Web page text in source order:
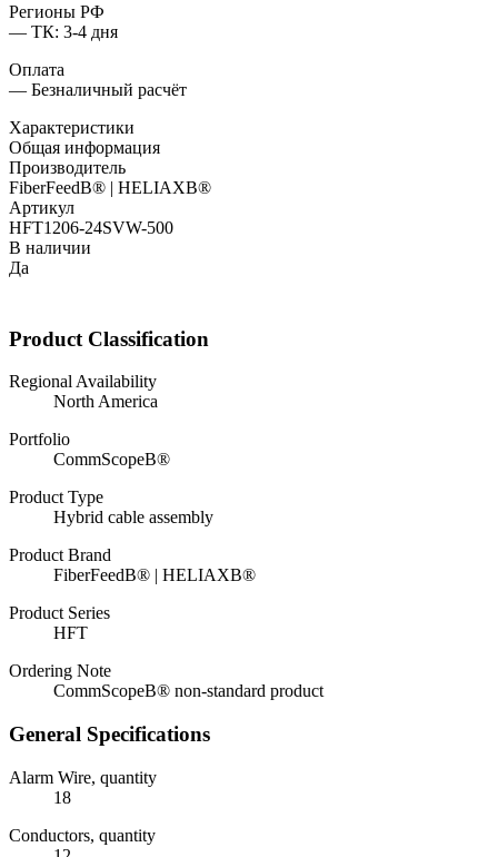
Регионы РФ
— ТК: 3-4 дня
Оплата
— Безналичный расчёт
Характеристики
Общая информация
Производитель
FiberFeedВ® | HELIAXВ®
Артикул
HFT1206-24SVW-500
В наличии
Да
Product Classification
Regional Availability
North America
Portfolio
CommScopeВ®
Product Type
Hybrid cable assembly
Product Brand
FiberFeedВ® | HELIAXВ®
Product Series
HFT
Ordering Note
CommScopeВ® non-standard product
General Specifications
Alarm Wire, quantity
18
Conductors, quantity